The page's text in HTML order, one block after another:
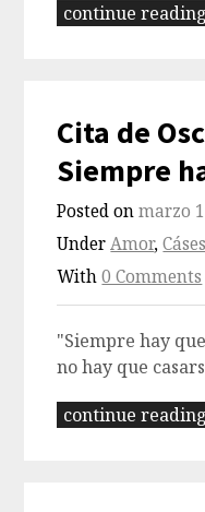
continue
Cita de
Siempre
Posted onmarzo
UnderAmor,
With0 Comments
"Siempre hay
no hay que
continue